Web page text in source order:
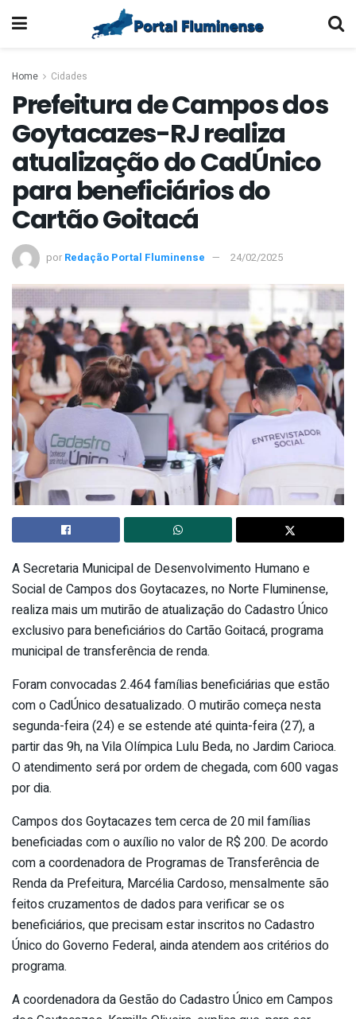
Home Cidades
Prefeitura de Campos dos
Goytacazes-RJ realiza
atualização do CadÚnico
para beneficiários do
Cartão Goitacá
por Redação Portal Fluminense 24/02/2025
A Secretaria Municipal de Desenvolvimento Humano e
Social de Campos dos Goytacazes, no Norte Fluminense,
realiza mais um mutirão de atualização do Cadastro Único
exclusivo para beneficiários do Cartão Goitacá, programa
municipal de transferência de renda.
Foram convocadas 2.464 famílias beneficiárias que estão
com o CadÚnico desatualizado. O mutirão começa nesta
segunda-feira (24) e se estende até quinta-feira (27), a
partir das 9h, na Vila Olímpica Lulu Beda, no Jardim Carioca.
O atendimento será por ordem de chegada, com 600 vagas
por dia.
Campos dos Goytacazes tem cerca de 20 mil famílias
beneficiadas com o auxílio no valor de R$ 200. De acordo
com a coordenadora de Programas de Transferência de
Renda da Prefeitura, Marcélia Cardoso, mensalmente são
feitos cruzamentos de dados para verificar se os
beneficiários, que precisam estar inscritos no Cadastro
Único do Governo Federal, ainda atendem aos critérios do
programa.
A coordenadora da Gestão do Cadastro Único em Campos